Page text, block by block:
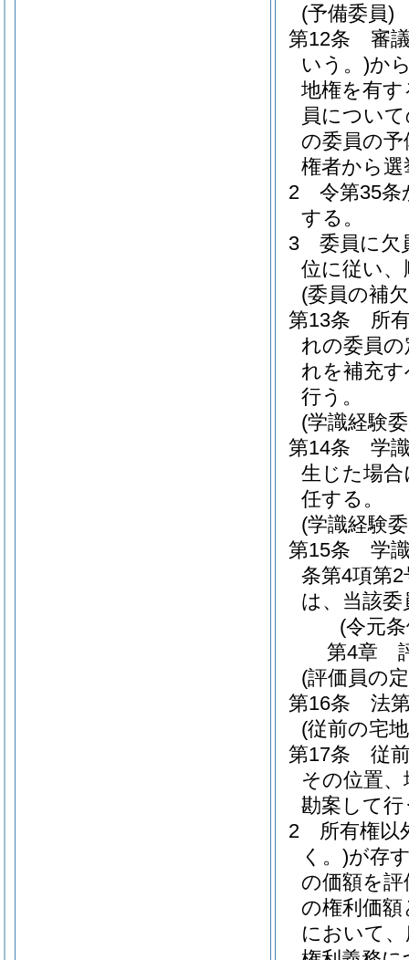
(予備委員)
第12条
審
いう。)か
地権を有す
員につい
の委員の
権者から
2
令第35
する。
3
委員に欠
位に従い
(委員の補
第13条
所
れの委員
れを補充
行う。
(学識経験
第14条
学
生じた場
任する。
(学識経験
第15条
学
条第4項第
は、当該
(令元
第4章
(評価員の
第16条
法
(従前の宅
第17条
従
その位置
勘案して行
2
所有権以
く。)が存
の価額を
の権利価
において